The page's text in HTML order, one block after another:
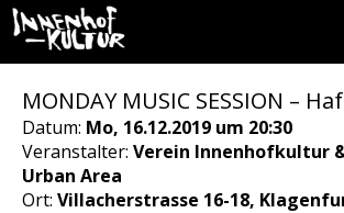
MONDAY MUSIC SESSION –
Datum: Mo, 16.12.2019 um 20:30
Veranstalter: Verein Innenhofkultur
Urban Area
Ort: Villacherstrasse 16-18,